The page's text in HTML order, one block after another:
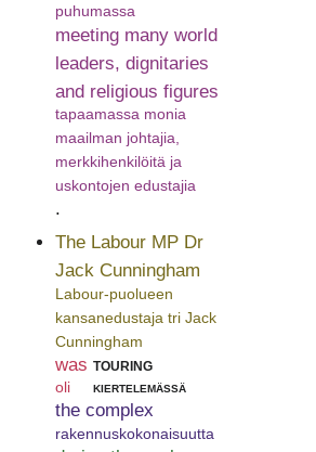
puhumassa
meeting many world
leaders, dignitaries
and religious figures
tapaamassa monia
maailman johtajia,
merkkihenkilöitä ja
uskontojen edustajia
.
The Labour MP Dr
Jack Cunningham
Labour-puolueen
kansanedustaja tri Jack
Cunningham
was
oli
touring
kiertelemässä
the complex
rakennuskokonaisuutta